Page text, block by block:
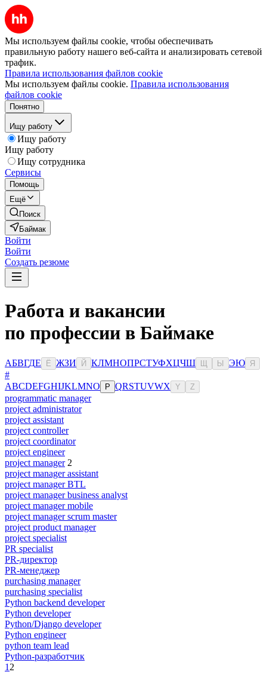
Мы используем файлы cookie, чтобы обеспечивать
правильную работу нашего веб-сайта и анализировать сетевой
трафик.
Правила использования файлов cookie
Мы используем файлы cookie. Правила использования
файлов cookie
Понятно
Ищу работу
Ищу работу
Ищу работу
Ищу сотрудника
Сервисы
Помощь
Ещё
Поиск
Баймак
Войти
Войти
Создать резюме
Работа и вакансии
по профессии в Баймаке
АБВГДЕ Ё ЖЗИ Й КЛМНОПРСТУФХЦЧШ Ы ЭЮ Я
#
ABCDEFGHIJKLMNO P QRSTUVWX Y Z
programmatic manager
project administrator
project assistant
project controller
project coordinator
project engineer
project manager 2
project manager assistant
project manager BTL
project manager business analyst
project manager mobile
project manager scrum master
project product manager
project specialist
PR specialist
PR-директор
PR-менеджер
purchasing manager
purchasing specialist
Python backend developer
Python developer
Python/Django developer
Python engineer
python team lead
Python-разработчик
1 2